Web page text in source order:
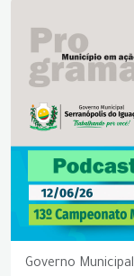
Governo Municipal